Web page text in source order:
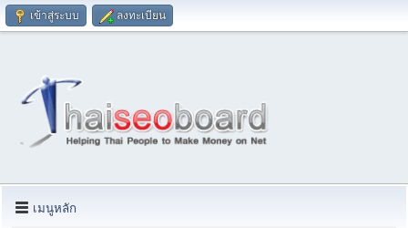
เข้าสู่ระบบ ลงทะเบียน
เมนูหลัก